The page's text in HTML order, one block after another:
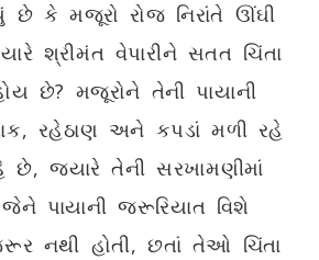
છે કે મજૂરો રોજ નિરાંતે ઊંઘી
શ્રીમંત વેપારીને સતત ચિંતા
છે? મજૂરોને તેની પાયાની
રહેઠાણ અને કપડાં મળી રહે
છે, જ્યારે તેની સરખામણીમાં
પાયાની જરૂરિયાત વિશે
નથી હોતી, છતાં તેઓ ચિંતા